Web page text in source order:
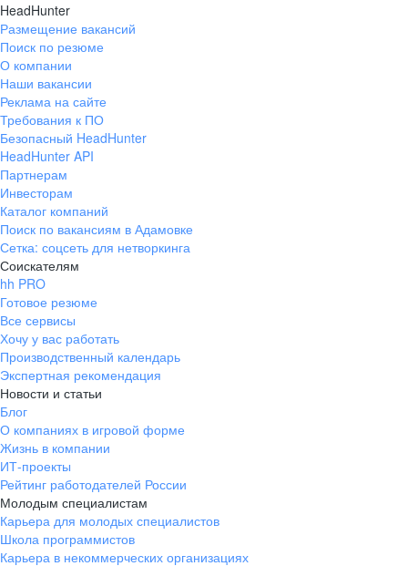
HeadHunter
Размещение вакансий
Поиск по резюме
О компании
Наши вакансии
Реклама на сайте
Требования к ПО
Безопасный HeadHunter
HeadHunter API
Партнерам
Инвесторам
Каталог компаний
Поиск по вакансиям в Адамовке
Сетка: соцсеть для нетворкинга
Соискателям
hh PRO
Готовое резюме
Все сервисы
Хочу у вас работать
Производственный календарь
Экспертная рекомендация
Новости и статьи
Блог
О компаниях в игровой форме
Жизнь в компании
ИТ-проекты
Рейтинг работодателей России
Молодым специалистам
Карьера для молодых специалистов
Школа программистов
Карьера в некоммерческих организациях